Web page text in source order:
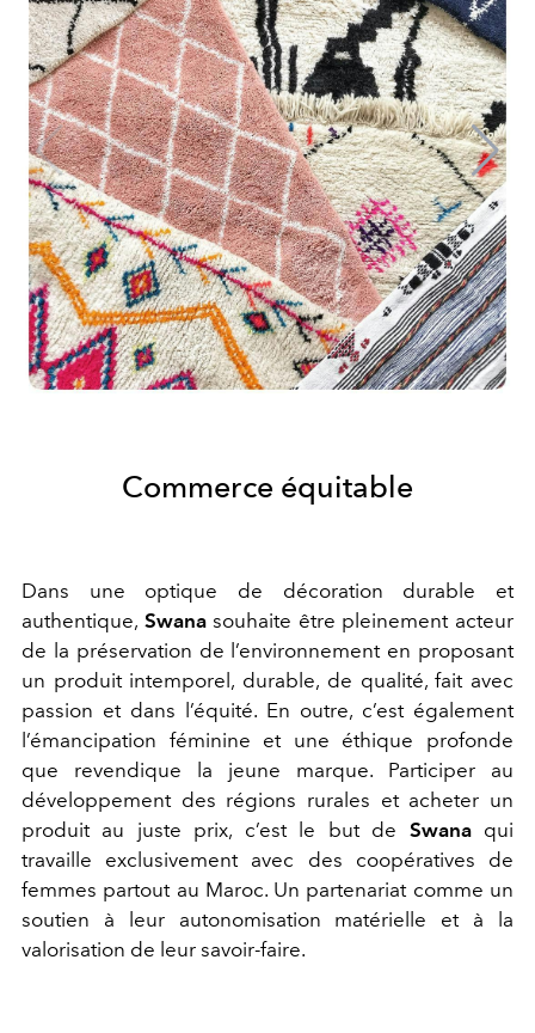
Commerce équitable
Dans une optique de décoration durable et
authentique, Swanasouhaite être pleinement acteur
de la préservation de l’environnement en proposant
un produit intemporel, durable, de qualité, fait avec
passion et dans l’équité. En outre, c’est également
l’émancipation féminine et une éthique profonde
que revendique la jeune marque. Participer au
développement des régions rurales et acheter un
produit au juste prix, c’est le but de Swanaqui
travaille exclusivement avec des coopératives de
femmes partout au Maroc. Un partenariat comme un
soutien à leur autonomisation matérielle et à la
valorisation de leur savoir-faire.